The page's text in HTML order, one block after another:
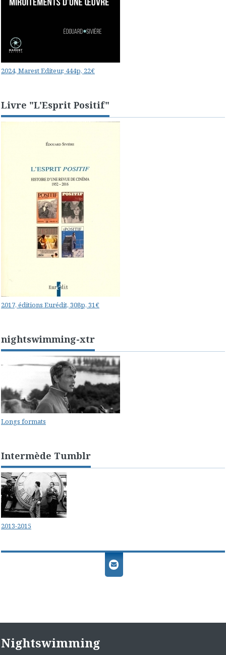
2024, Marest Editeur, 444p, 22€
Livre "L'Esprit Positif"
2017, éditions Eurédit, 308p, 31€
nightswimming-xtr
Longs formats
Intermède Tumblr
2013-2015
Nightswimming